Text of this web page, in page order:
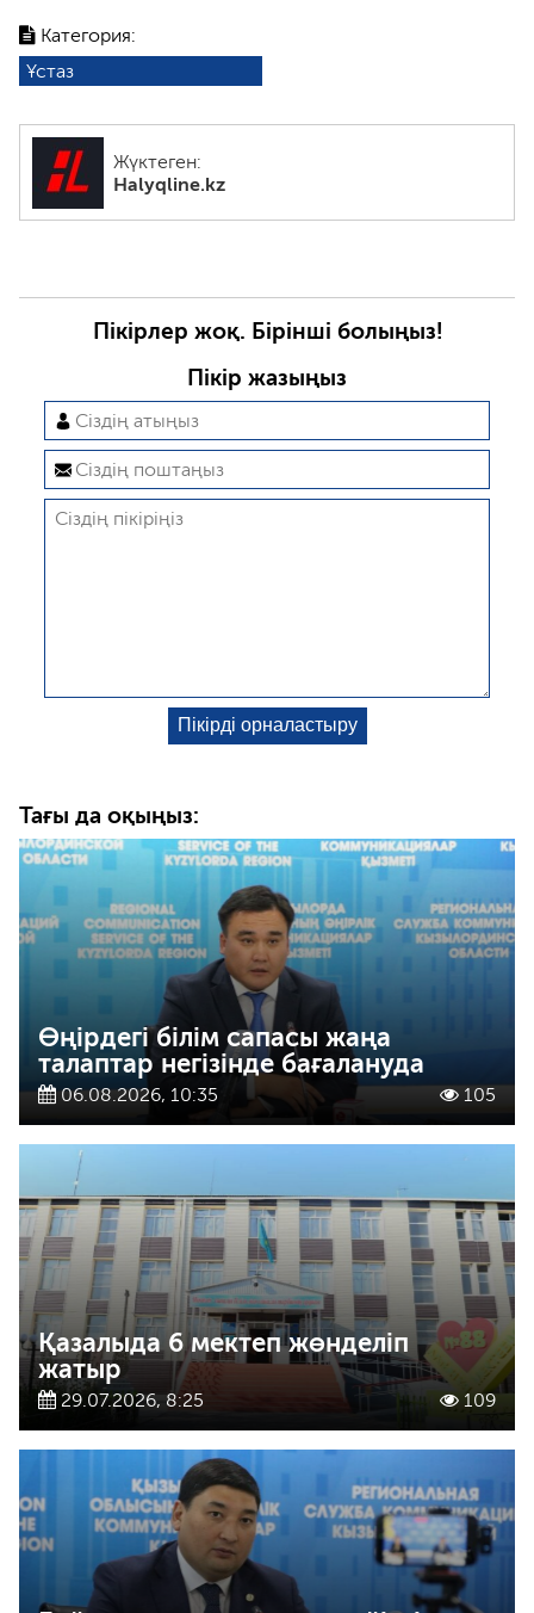
Категория:
Ұстаз
Жүктеген:
Halyqline.kz
Пікірлер жоқ. Бірінші болыңыз!
Пікір жазыңыз
Тағы да оқыңыз:
Өңірдегі білім сапасы жаңа
талаптар негізінде бағалануда
06.08.2026, 10:35 105
Қазалыда 6 мектеп жөнделіп
жатыр
29.07.2026, 8:25 109